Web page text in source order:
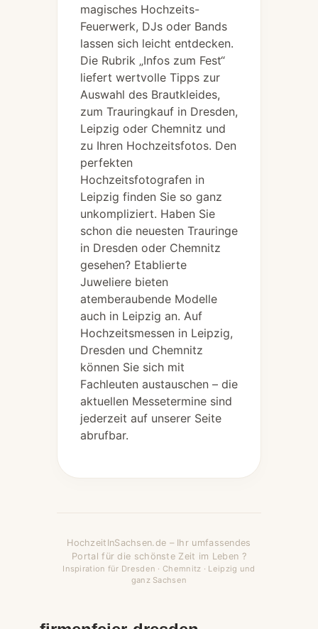
magisches Hochzeits-
Feuerwerk, DJs oder Bands
lassen sich leicht entdecken.
Die Rubrik „Infos zum Fest“
liefert wertvolle Tipps zur
Auswahl des Brautkleides,
zum Trauringkauf in Dresden,
Leipzig oder Chemnitz und
zu Ihren Hochzeitsfotos. Den
perfekten
Hochzeitsfotografen in
Leipzig finden Sie so ganz
unkompliziert. Haben Sie
schon die neuesten Trauringe
in Dresden oder Chemnitz
gesehen? Etablierte
Juweliere bieten
atemberaubende Modelle
auch in Leipzig an. Auf
Hochzeitsmessen in Leipzig,
Dresden und Chemnitz
können Sie sich mit
Fachleuten austauschen – die
aktuellen Messetermine sind
jederzeit auf unserer Seite
abrufbar.
HochzeitInSachsen.de – Ihr umfassendes
Portal für die schönste Zeit im Leben ?
Inspiration für Dresden · Chemnitz · Leipzig und
ganz Sachsen